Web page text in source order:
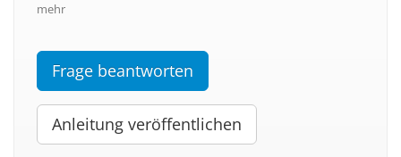
mehr
Frage beantworten
Anleitung veröffentlichen